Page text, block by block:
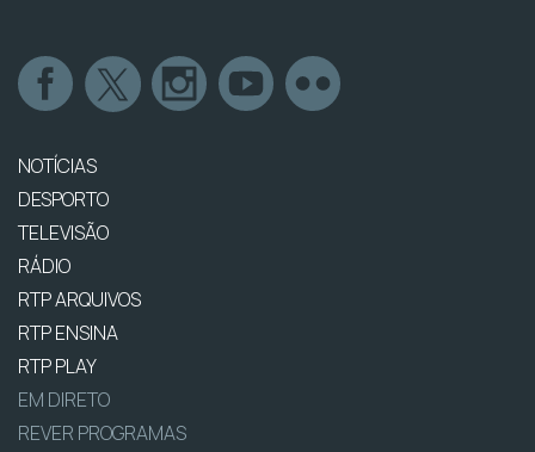
NOTÍCIAS
DESPORTO
TELEVISÃO
RÁDIO
RTP ARQUIVOS
RTP ENSINA
RTP PLAY
EM DIRETO
REVER PROGRAMAS